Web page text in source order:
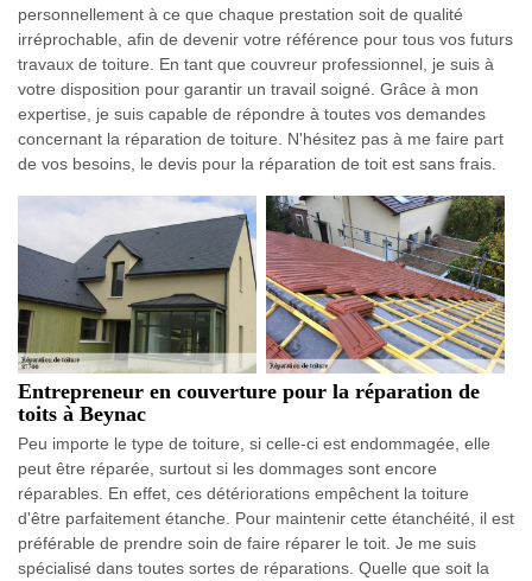
personnellement à ce que chaque prestation soit de qualité
irréprochable, afin de devenir votre référence pour tous vos futurs
travaux de toiture. En tant que couvreur professionnel, je suis à
votre disposition pour garantir un travail soigné. Grâce à mon
expertise, je suis capable de répondre à toutes vos demandes
concernant la réparation de toiture. N'hésitez pas à me faire part
de vos besoins, le devis pour la réparation de toit est sans frais.
Entrepreneur en couverture pour la réparation de
toits à Beynac
Peu importe le type de toiture, si celle-ci est endommagée, elle
peut être réparée, surtout si les dommages sont encore
réparables. En effet, ces détériorations empêchent la toiture
d'être parfaitement étanche. Pour maintenir cette étanchéité, il est
préférable de prendre soin de faire réparer le toit. Je me suis
spécialisé dans toutes sortes de réparations. Quelle que soit la